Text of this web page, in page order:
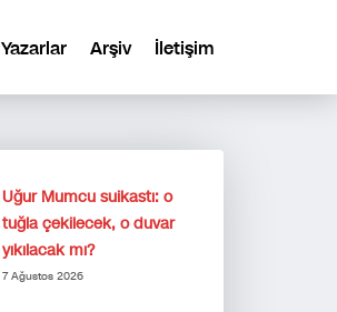
Yazarlar Arşiv İletişim
Uğur Mumcu suikastı: o
tuğla çekilecek, o duvar
yıkılacak mı?
7 Ağustos 2026